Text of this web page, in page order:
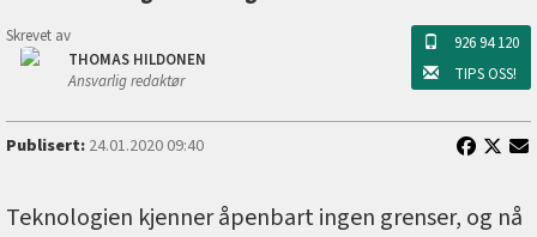
Skrevet av
THOMAS HILDONEN
Ansvarlig redaktør
926 94 120
TIPS OSS!
Publisert:24.01.2020 09:40
Teknologien kjenner åpenbart ingen grenser, og nå